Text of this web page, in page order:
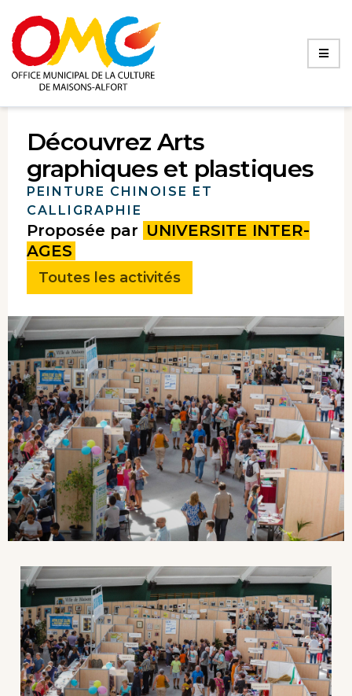
Découvrez Arts
graphiques et plastiques
PEINTURE CHINOISE ET
CALLIGRAPHIE
Proposée par UNIVERSITE INTER-
AGES
Toutes les activités